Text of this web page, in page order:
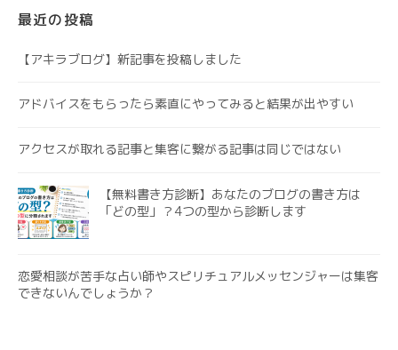
最近の投稿
【アキラブログ】新記事を投稿しました
アドバイスをもらったら素直にやってみると結果が出やすい
アクセスが取れる記事と集客に繋がる記事は同じではない
【無料書き方診断】あなたのブログの書き方は
「どの型」？4つの型から診断します
恋愛相談が苦手な占い師やスピリチュアルメッセンジャーは集客
できないんでしょうか？